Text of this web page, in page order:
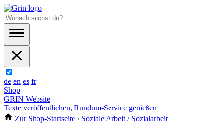
de en es fr
Shop
GRIN Website
Texte veröffentlichen, Rundum-Service genießen
Zur Shop-Startseite › Soziale Arbeit / Sozialarbeit